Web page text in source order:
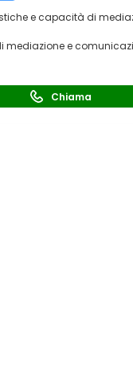
e capacità di
mediazione e
Chiama